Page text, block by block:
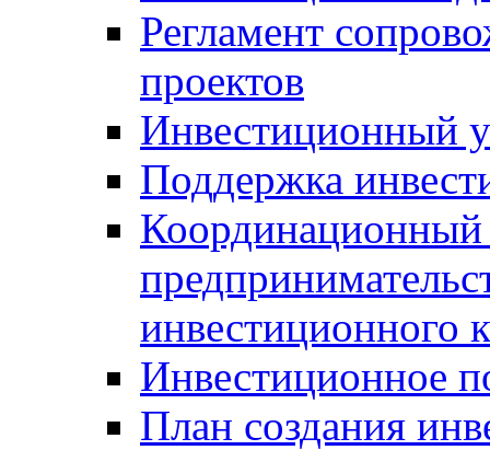
Регламент
проектов
Инвестиционный
Поддержка
Координационный
инвестиционного
Инвестиционное
План создания